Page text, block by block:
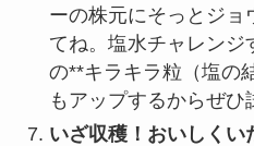
ーの株元にそっとジョ
てね。塩水チャレンジ
の**キラキラ粒（塩の
もアップするからぜひ
いざ収穫！おいしくい